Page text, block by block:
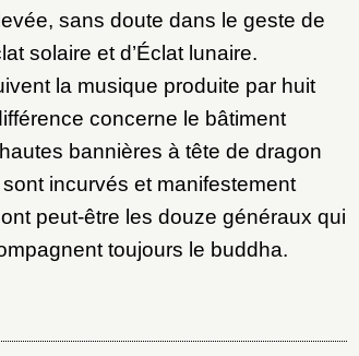
sans doute dans le geste de
solaire et d’Éclat lunaire.
la musique produite par huit
concerne le bâtiment
bannières à tête de dragon
incurvés et manifestement
peut-être les douze généraux qui
toujours le buddha.
encore inscrit ?Créer un compte